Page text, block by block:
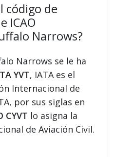
código de
ICAO
Narrows?
Narrows se le ha
YVT, IATA es el
Internacional de
por sus siglas en
CYVT lo asigna la
de Aviación Civil.